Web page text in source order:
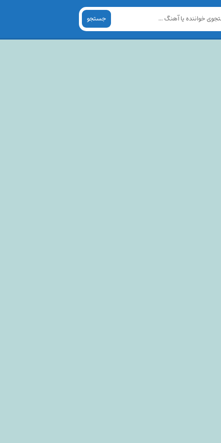
جستجو